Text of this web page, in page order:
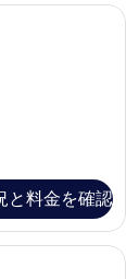
け布団、ミニバ
と料金を確認